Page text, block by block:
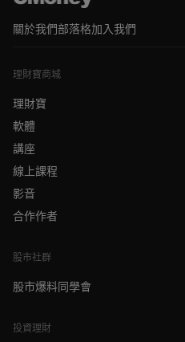
關於我們部落格加入我們
理財寶商城
理財寶
軟體
講座
線上課程
影音
合作作者
股市社群
股市爆料同學會
投資理財